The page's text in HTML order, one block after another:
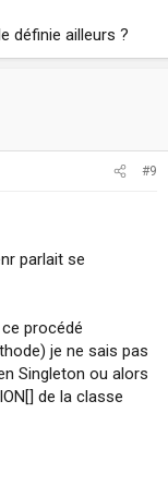
définie ailleurs ?
#9
parlait se
procédé
je ne sais pas
Singleton ou alors
de la classe